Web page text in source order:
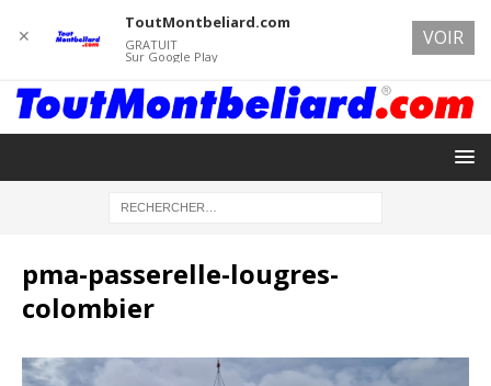
pma-passerelle-lougres-
colombier
✕
ToutMontbeliard.com
GRATUIT
Sur Google Play
VOIR